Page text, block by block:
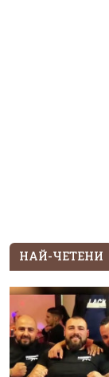
НАЙ-ЧЕТЕНИ